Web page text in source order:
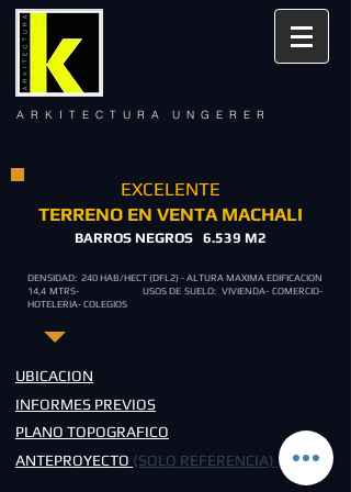
A R K I T E C T U R A U N G E R E R
​EXCELENTE
TERRENO EN VENTA MACHALI
DENSIDAD: 240 HAB/HECT (DFL2) - ALTURA MAXIMA EDIFICACION
14,4 MTRS- USOS DE SUELO: VIVIENDA- COMERCIO-
HOTELERIA- COLEGIOS
BARROS NEGROS 6.539 M2
UBICACION
INFORMES PREVIOS
PLANO TOPOGRAFICO
ANTEPROYECTO (SOLO REFERENCIA)